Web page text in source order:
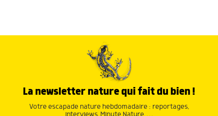
La newsletter nature qui fait du bien !
Votre escapade nature hebdomadaire : reportages,